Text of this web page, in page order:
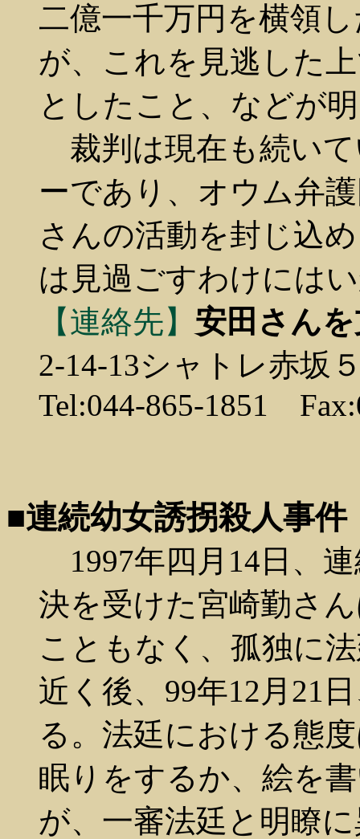
二億一千万円を横領
が、これを見逃した
としたこと、などが
裁判は現在も続いて
ーであり、オウム弁
さんの活動を封じ込
は見過ごすわけには
【連絡先】 安田さん
2-14-13シャトレ赤坂
Tel:044-865-1851
■連続幼女誘拐殺人事件
1997年四月14日、
決を受けた宮崎勤さ
こともなく、孤独に
近く後、99年12月21
る。法廷における態
眠りをするか、絵を
が、一審法廷と明瞭